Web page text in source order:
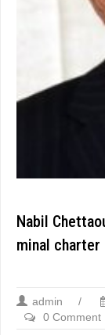
Nabil
minal charter
admin /
0 Comment